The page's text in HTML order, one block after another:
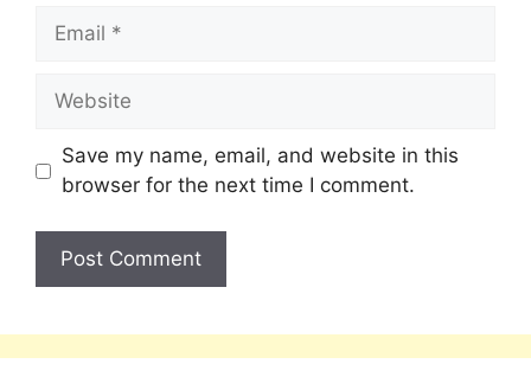
Save my name, email, and website in this
browser for the next time I comment.